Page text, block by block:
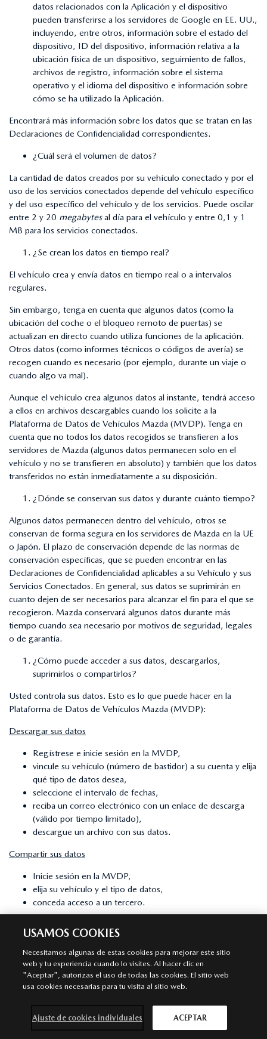
datos relacionados con la Aplicación y el dispositivo
pueden transferirse a los servidores de Google en EE. UU.,
incluyendo, entre otros, información sobre el estado del
dispositivo, ID del dispositivo, información relativa a la
ubicación física de un dispositivo, seguimiento de fallos,
archivos de registro, información sobre el sistema
operativo y el idioma del dispositivo e información sobre
cómo se ha utilizado la Aplicación.
Encontrará más información sobre los datos que se tratan en las
Declaraciones de Confidencialidad correspondientes.
¿Cuál será el volumen de datos?
La cantidad de datos creados por su vehículo conectado y por el
uso de los servicios conectados depende del vehículo específico
y del uso específico del vehículo y de los servicios. Puede oscilar
entre 2 y 20 megabytesal día para el vehículo y entre 0,1 y 1
MB para los servicios conectados.
¿Se crean los datos en tiempo real?
El vehículo crea y envía datos en tiempo real o a intervalos
regulares.
Sin embargo, tenga en cuenta que algunos datos (como la
ubicación del coche o el bloqueo remoto de puertas) se
actualizan en directo cuando utiliza funciones de la aplicación.
Otros datos (como informes técnicos o códigos de avería) se
recogen cuando es necesario (por ejemplo, durante un viaje o
cuando algo va mal).
Aunque el vehículo crea algunos datos al instante, tendrá acceso
a ellos en archivos descargables cuando los solicite a la
Plataforma de Datos de Vehículos Mazda (MVDP). Tenga en
cuenta que no todos los datos recogidos se transfieren a los
servidores de Mazda (algunos datos permanecen solo en el
vehículo y no se transfieren en absoluto) y también que los datos
transferidos no están inmediatamente a su disposición.
¿Dónde se conservan sus datos y durante cuánto tiempo?
Algunos datos permanecen dentro del vehículo, otros se
conservan de forma segura en los servidores de Mazda en la UE
o Japón. El plazo de conservación depende de las normas de
conservación específicas, que se pueden encontrar en las
Declaraciones de Confidencialidad aplicables a su Vehículo y sus
Servicios Conectados. En general, sus datos se suprimirán en
cuanto dejen de ser necesarios para alcanzar el fin para el que se
recogieron. Mazda conservará algunos datos durante más
tiempo cuando sea necesario por motivos de seguridad, legales
o de garantía.
¿Cómo puede acceder a sus datos, descargarlos,
suprimirlos o compartirlos?
Usted controla sus datos. Esto es lo que puede hacer en la
Plataforma de Datos de Vehículos Mazda (MVDP):
Descargar sus datos
Regístrese e inicie sesión en la MVDP,
vincule su vehículo (número de bastidor) a su cuenta y elija
qué tipo de datos desea,
seleccione el intervalo de fechas,
reciba un correo electrónico con un enlace de descarga
(válido por tiempo limitado),
descargue un archivo con sus datos.
Compartir sus datos
Inicie sesión en la MVDP,
elija su vehículo y el tipo de datos,
conceda acceso a un tercero.
sus datos,
revoque el permiso de uso compartido de terceros a
través de la Gestión de Acceso,
¿Utilizará Mazda sus datos y para qué? ¿Tendrán acceso a
ellos terceros?
USAMOS COOKIES
Necesitamos algunas de estas cookies para mejorar este sitio
web y tu experiencia cuando lo visites. Al hacer clic en
"Aceptar", autorizas el uso de todas las cookies. El sitio web
usa cookies necesarias para tu visita al sitio web.
Ajuste de cookies individuales ACEPTAR